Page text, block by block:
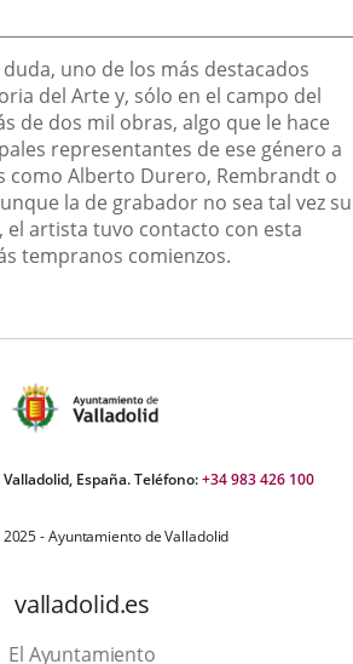
uno de los más destacados
del Arte y, sólo en el campo del
de dos mil obras, algo que le hace
representantes de ese género a
como Alberto Durero, Rembrandt o
la de grabador no sea tal vez su
el artista tuvo contacto con esta
tempranos comienzos.
España. Teléfono:+34 983 426 100
- Ayuntamiento de Valladolid
valladolid.es
El Ayuntamiento